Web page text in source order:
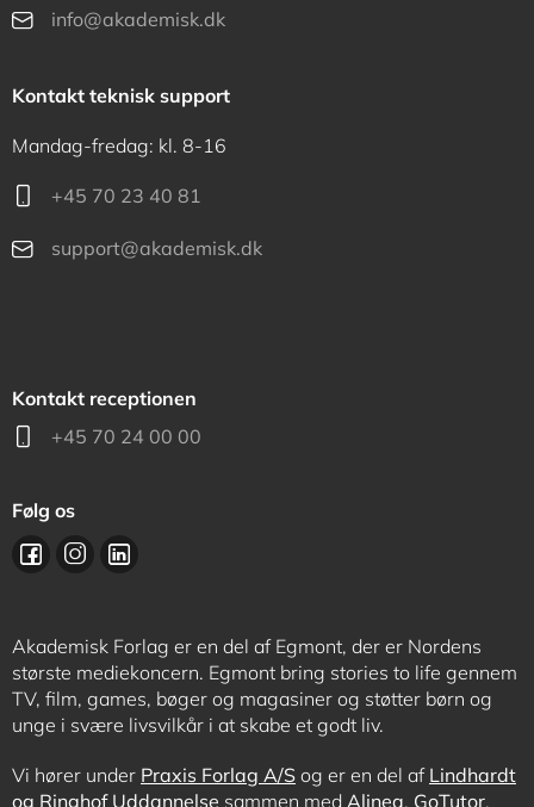
info@akademisk.dk
Kontakt teknisk support
Mandag-fredag: kl. 8-16
+45 70 23 40 81
support@akademisk.dk
Kontakt receptionen
+45 70 24 00 00
Følg os
Akademisk Forlag er en del af Egmont, der er Nordens
største mediekoncern. Egmont bring stories to life gennem
TV, film, games, bøger og magasiner og støtter børn og
unge i svære livsvilkår i at skabe et godt liv.
Vi hører under Praxis Forlag A/S og er en del af Lindhardt
og Ringhof Uddannelse sammen med Alinea, GoTutor,